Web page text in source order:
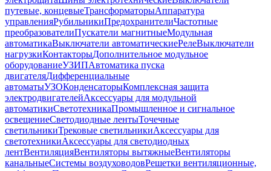
путевые, концевыеТрансформаторыАппаратура
управленияРубильникиПредохранителиЧастотные
преобразователиПускатели магнитныеМодульная
автоматикаВыключатели автоматическиеРелеВыключатели
нагрузкиКонтакторыДополнительное модульное
оборудованиеУЗИПАвтоматика пуска
двигателяДифференциальные
автоматыУЗОКонденсаторыКомплексная защита
электродвигателейАксессуары для модульной
автоматикиСветотехникаПромышленное и сигнальное
освещениеСветодиодные лентыТочечные
светильникиТрековые светильникиАксессуары для
светотехникиАксессуары для светодиодных
лентВентиляцияВентиляторы вытяжныеВентиляторы
канальныеСистемы воздуховодовРешетки вентиляционные,